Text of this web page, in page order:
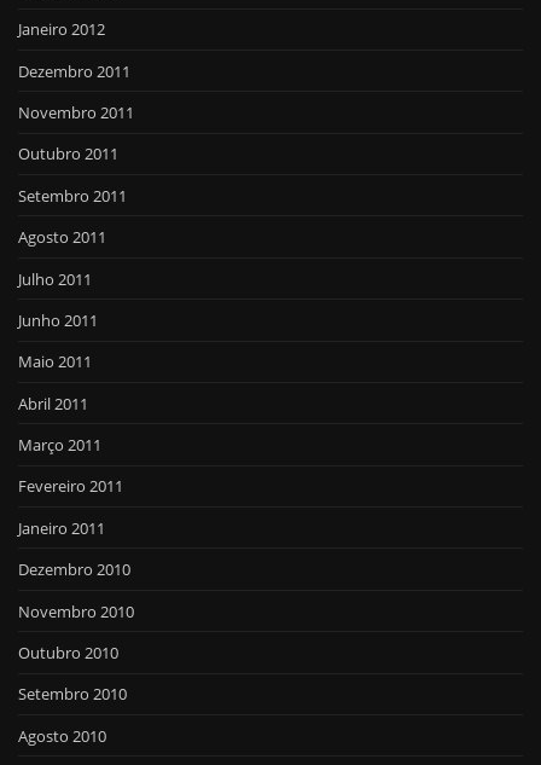
Janeiro 2012
Dezembro 2011
Novembro 2011
Outubro 2011
Setembro 2011
Agosto 2011
Julho 2011
Junho 2011
Maio 2011
Abril 2011
Março 2011
Fevereiro 2011
Janeiro 2011
Dezembro 2010
Novembro 2010
Outubro 2010
Setembro 2010
Agosto 2010